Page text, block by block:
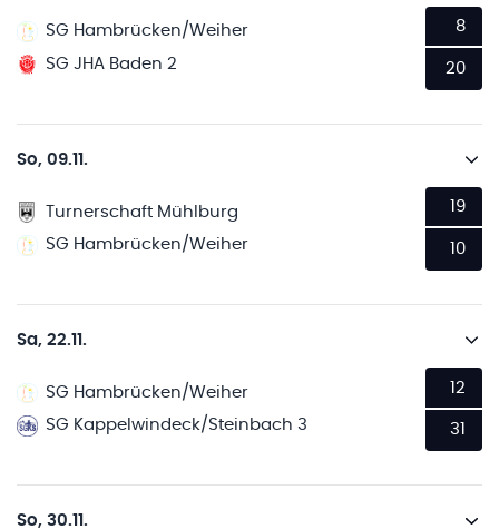
SG Hambrücken/Weiher
SG JHA Baden 2
8
20
So, 09.11.
Turnerschaft Mühlburg
SG Hambrücken/Weiher
19
10
Sa, 22.11.
SG Hambrücken/Weiher
SG Kappelwindeck/Steinbach 3
12
31
So, 30.11.